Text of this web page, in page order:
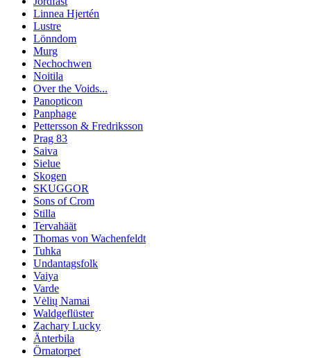
Linnea Hjertén
Lustre
Lönndom
Murg
Nechochwen
Noitila
Over the Voids...
Panopticon
Panphage
Pettersson & Fredriksson
Prag 83
Saiva
Sielue
Skogen
SKUGGOR
Sons of Crom
Stilla
Tervahäät
Thomas von Wachenfeldt
Tuhka
Undantagsfolk
Vaiya
Varde
Vėlių Namai
Waldgeflüster
Zachary Lucky
Änterbila
Örnatorpet